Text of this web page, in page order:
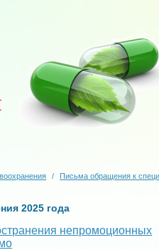
/
Письма обращения к
2025 года
непромоционных